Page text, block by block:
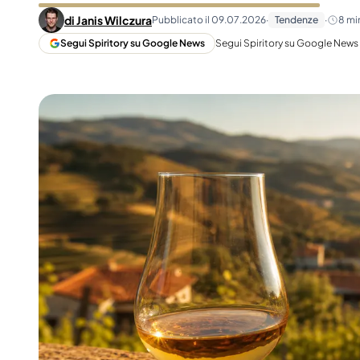
Taiwan
Stati Uniti
Dalmore
Glenfiddich
Hibiki
Johnnie Walker
Laphroaig
Macallan
Midleton
Springbank
Yamazaki
Migliori Offerte
Offerte Hot
Sotto 50€
50-100€
Glendronach
Highland Park
Redbreast
Bourbon e Americano
Blanton's
Booker's
Eagle Rare
Jack Daniel's
Jim Beam
Maker's Mark
Michter's
Pappy Van Winkle
Weller
Woodford Reserve
Distillati e Rum
diJanis WilczuraPubblicato il 09.07.2026· Tendenze · 8
Segui Spiritory su Google News
Segui Spiritory su Google